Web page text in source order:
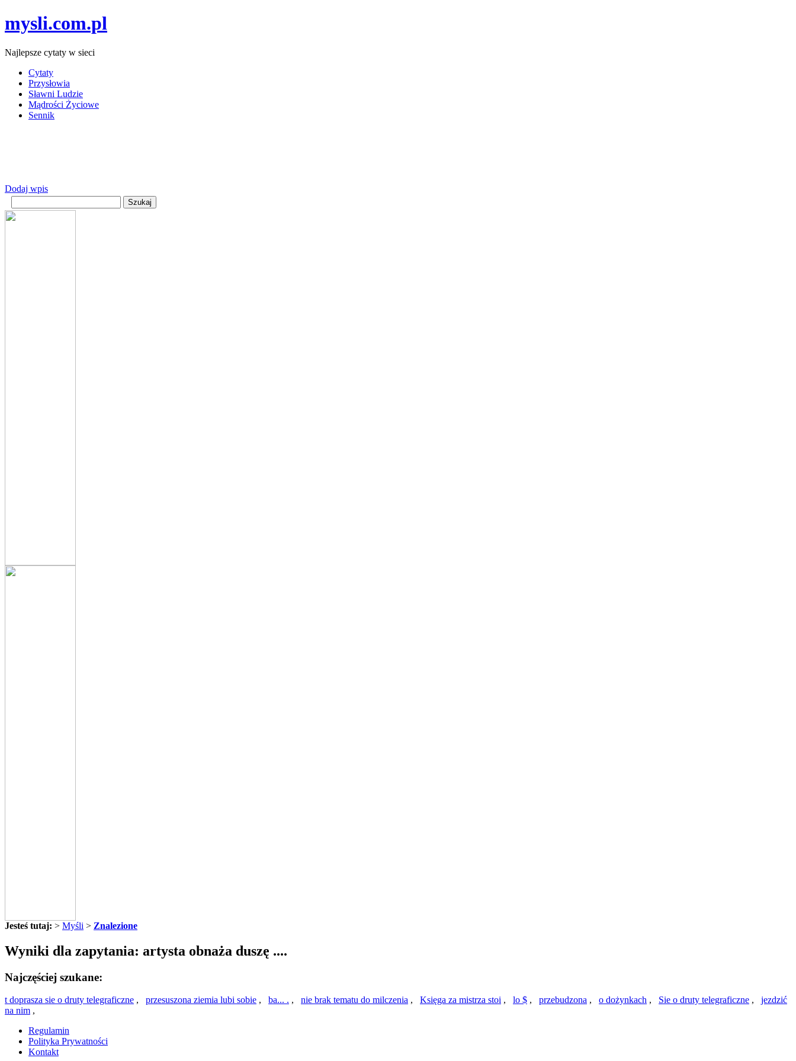
mysli.com.pl
Najlepsze cytaty w sieci
Cytaty
Przysłowia
Sławni Ludzie
Mądrości Życiowe
Sennik
Dodaj wpis
Jesteś tutaj: > Myśli > Znalezione
Wyniki dla zapytania: artysta obnaża duszę ....
Najczęściej szukane:
t doprasza sie o druty telegraficzne , przesuszona ziemia lubi sobie , ba... . , nie brak tematu do milczenia , Księga za mistrza stoi , lo $ , przebudzona , o dożynkach , Sie o druty telegraficzne , jezdzić
na nim ,
Regulamin
Polityka Prywatności
Kontakt